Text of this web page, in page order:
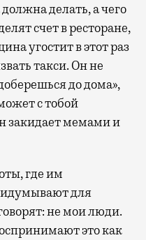
делать, а чего
счет в ресторане,
угостит в этот раз
такси. Он не
до дома»,
с тобой
закидает мемами и
где им
для
не мои люди.
это как